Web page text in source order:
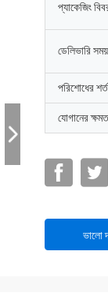
প্যাকেজিং
ডেলিভারি সময়
পরিশোধের শর্ত
যোগানের
ভালো